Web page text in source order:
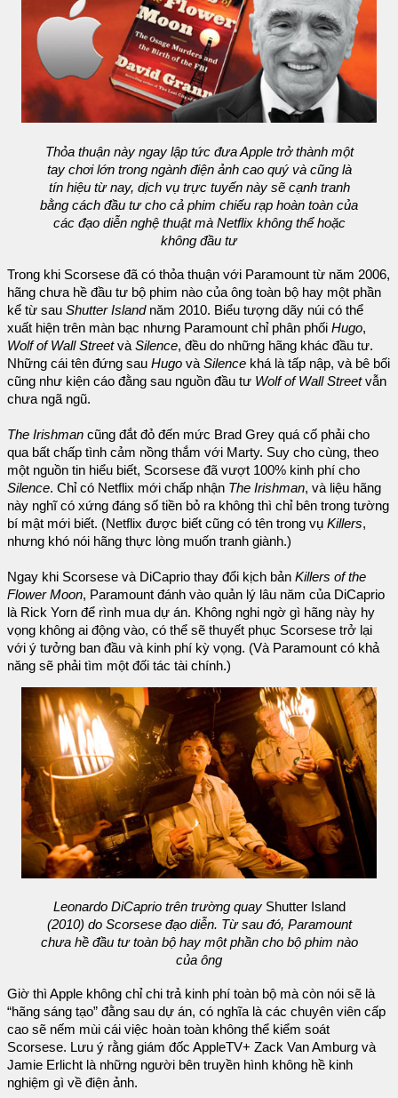
Thỏa thuận này ngay lập tức đưa Apple trở thành một
tay chơi lớn trong ngành điện ảnh cao quý và cũng là
tín hiệu từ nay, dịch vụ trực tuyến này sẽ cạnh tranh
bằng cách đầu tư cho cả phim chiếu rạp hoàn toàn của
các đạo diễn nghệ thuật mà Netflix không thể hoặc
không đầu tư
Trong khi Scorsese đã có thỏa thuận với Paramount từ năm 2006,
hãng chưa hề đầu tư bộ phim nào của ông toàn bộ hay một phần
kể từ sau Shutter Islandnăm 2010. Biểu tượng dãy núi có thể
xuất hiện trên màn bạc nhưng Paramount chỉ phân phối Hugo,
Wolf of Wall Streetvà Silence, đều do những hãng khác đầu tư.
Những cái tên đứng sau Hugo và Silence khá là tấp nập, và bê bối
cũng như kiện cáo đằng sau nguồn đầu tư Wolf of Wall Streetvẫn
chưa ngã ngũ.
The Irishman cũng đắt đỏ đến mức Brad Grey quá cố phải cho
qua bất chấp tình cảm nồng thắm với Marty. Suy cho cùng, theo
một nguồn tin hiểu biết, Scorsese đã vượt 100% kinh phí cho
Silence. Chỉ có Netflix mới chấp nhận The Irishman, và liệu hãng
này nghĩ có xứng đáng số tiền bỏ ra không thì chỉ bên trong tường
bí mật mới biết. (Netflix được biết cũng có tên trong vụ Killers,
nhưng khó nói hãng thực lòng muốn tranh giành.)
Ngay khi Scorsese và DiCaprio thay đổi kịch bản Killers of the
Flower Moon, Paramount đánh vào quản lý lâu năm của DiCaprio
là Rick Yorn để rình mua dự án. Không nghi ngờ gì hãng này hy
vọng không ai động vào, có thể sẽ thuyết phục Scorsese trở lại
với ý tưởng ban đầu và kinh phí kỳ vọng. (Và Paramount có khả
năng sẽ phải tìm một đối tác tài chính.)
Leonardo DiCaprio trên trường quayShutter Island
(2010) do Scorsese đạo diễn. Từ sau đó, Paramount
chưa hề đầu tư toàn bộ hay một phần cho bộ phim nào
của ông
Giờ thì Apple không chỉ chi trả kinh phí toàn bộ mà còn nói sẽ là
“hãng sáng tạo” đằng sau dự án, có nghĩa là các chuyên viên cấp
cao sẽ nếm mùi cái việc hoàn toàn không thể kiểm soát
Scorsese. Lưu ý rằng giám đốc AppleTV+ Zack Van Amburg và
Jamie Erlicht là những người bên truyền hình không hề kinh
nghiệm gì về điện ảnh.